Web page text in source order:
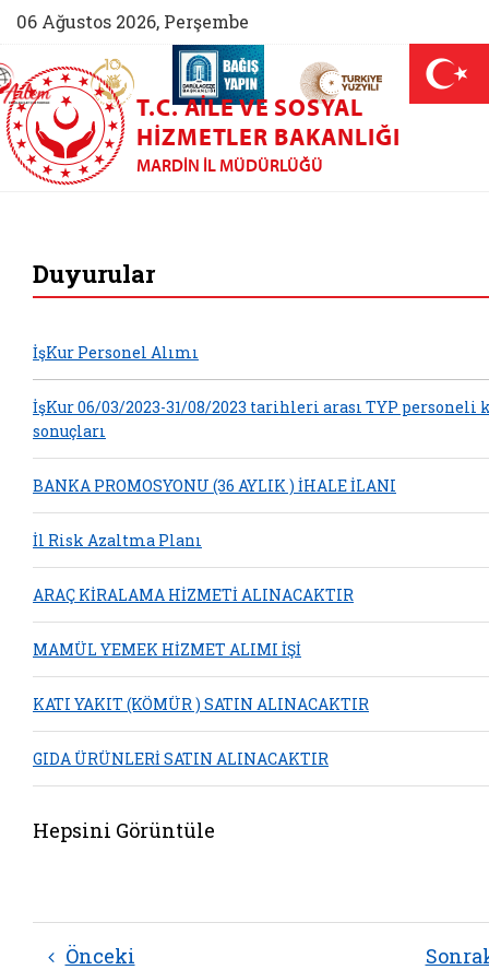
06 Ağustos 2026, Perşembe
(yeni sekmede açılır)
AİLEM İletişim Merkezi (yeni sekmede açılır)
Aile ve Nüfus On Yılı (yeni sekmede açılır)
Darülaceze bağış sayfası (yeni
T.C. AILE VE SOSYAL
HIZMETLER BAKANLIĞI
MARDIN İL MÜDÜRLÜĞÜ
Duyurular
İşKur Personel Alımı
İşKur 06/03/2023-31/08/2023 tarihleri arası TYP personeli
sonuçları
BANKA PROMOSYONU (36 AYLIK ) İHALE İLANI
İl Risk Azaltma Planı
ARAÇ KİRALAMA HİZMETİ ALINACAKTIR
MAMÜL YEMEK HİZMET ALIMI İŞİ
KATI YAKIT (KÖMÜR ) SATIN ALINACAKTIR
GIDA ÜRÜNLERİ SATIN ALINACAKTIR
Hepsini Görüntüle
Önceki